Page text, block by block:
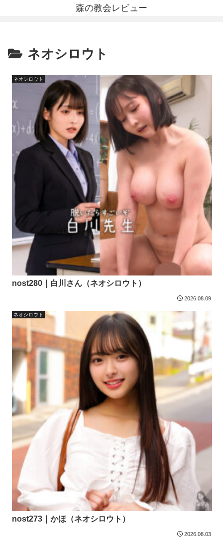
森の教会レビュー
ネオシロウト
ネオシロウト
nost280｜白川さん（ネオシロウト）
2026.08.09
ネオシロウト
nost273｜かほ（ネオシロウト）
2026.08.03